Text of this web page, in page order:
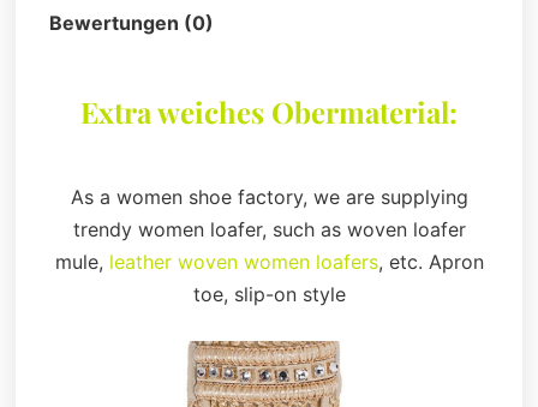
Bewertungen (0)
Extra weiches Obermaterial:
As a women shoe factory, we are supplying
trendy women loafer, such as woven loafer
mule, leather woven women loafers, etc. Apron
toe, slip-on style